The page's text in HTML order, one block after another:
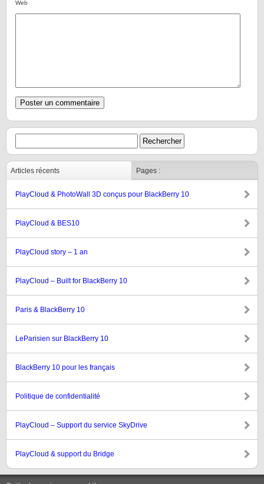
Web
Articles récents Pages :
PlayCloud & PhotoWall 3D conçus pour BlackBerry 10
PlayCloud & BES10
PlayCloud story – 1 an
PlayCloud – Built for BlackBerry 10
Paris & BlackBerry 10
LeParisien sur BlackBerry 10
BlackBerry 10 pour les français
Politique de confidentialité
PlayCloud – Support du service SkyDrive
PlayCloud & support du Bridge